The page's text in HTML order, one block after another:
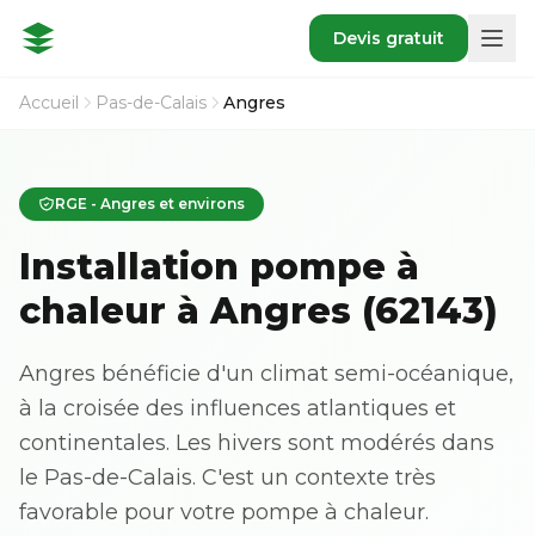
Devis gratuit
Accueil Pas-de-Calais Angres
RGE - Angres et environs
Installation pompe à
chaleur à Angres (62143)
Angres bénéficie d'un climat semi-océanique,
à la croisée des influences atlantiques et
continentales. Les hivers sont modérés dans
le Pas-de-Calais. C'est un contexte très
favorable pour votre pompe à chaleur.